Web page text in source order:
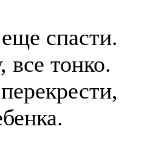
спасти.
все тонко.